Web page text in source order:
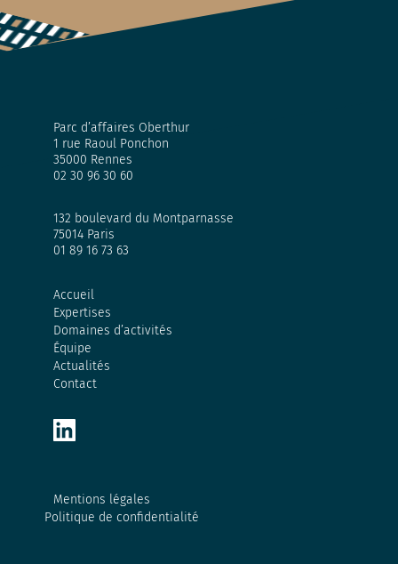
Parc d’affaires Oberthur
1 rue Raoul Ponchon
35000 Rennes
02 30 96 30 60
132 boulevard du Montparnasse
75014 Paris
01 89 16 73 63
Accueil
Expertises
Domaines d’activités
Équipe
Actualités
Contact
Mentions légales
Politique de confidentialité